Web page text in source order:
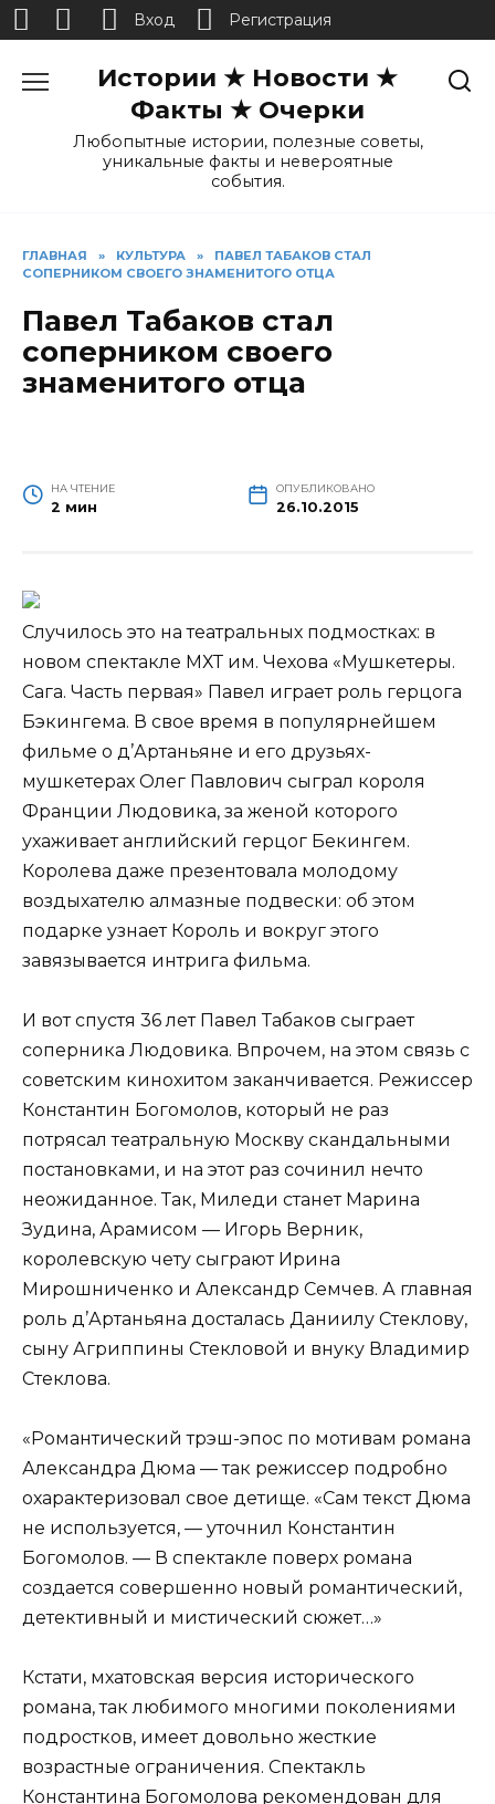
Истории ★ Новости ★
Факты ★ Очерки
Любопытные истории, полезные советы,
уникальные факты и невероятные
события.
ГЛАВНАЯ » КУЛЬТУРА »
ПАВЕЛ ТАБАКОВ СТАЛ
СОПЕРНИКОМ СВОЕГО ЗНАМЕНИТОГО ОТЦА
Павел Табаков стал
соперником своего
знаменитого отца
НА ЧТЕНИЕ
2 мин
ОПУБЛИКОВАНО
26.10.2015
Случилось это на театральных подмостках: в
новом спектакле МХТ им. Чехова «Мушкетеры.
Сага. Часть первая» Павел играет роль герцога
Бэкингема. В свое время в популярнейшем
фильме о д’Артаньяне и его друзьях-
мушкетерах Олег Павлович сыграл короля
Франции Людовика, за женой которого
ухаживает английский герцог Бекингем.
Королева даже презентовала молодому
воздыхателю алмазные подвески: об этом
подарке узнает Король и вокруг этого
завязывается интрига фильма.
И вот спустя 36 лет Павел Табаков сыграет
соперника Людовика. Впрочем, на этом связь с
советским кинохитом заканчивается. Режиссер
Константин Богомолов, который не раз
потрясал театральную Москву скандальными
постановками, и на этот раз сочинил нечто
неожиданное. Так, Миледи станет Марина
Зудина, Арамисом — Игорь Верник,
королевскую чету сыграют Ирина
Мирошниченко и Александр Семчев. А главная
роль д’Артаньяна досталась Даниилу Стеклову,
сыну Агриппины Стекловой и внуку Владимир
Стеклова.
«Романтический трэш-эпос по мотивам романа
Александра Дюма — так режиссер подробно
охарактеризовал свое детище. «Сам текст Дюма
не используется, — уточнил Константин
Богомолов. — В спектакле поверх романа
создается совершенно новый романтический,
детективный и мистический сюжет…»
Кстати, мхатовская версия исторического
романа, так любимого многими поколениями
подростков, имеет довольно жесткие
возрастные ограничения. Спектакль
Константина Богомолова рекомендован для
Вход Регистрация